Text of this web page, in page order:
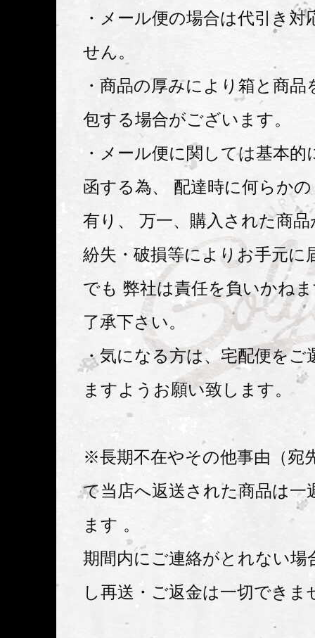
・メール便の場合は代引き対
せん。
・商品の厚みにより箱と商
包する場合がございます。
・メール便に関しては基本
函する為、 配達時に何らか
有り、 万一、購入された商
紛失・破損等によりお手元に
でも 弊社は責任を負いかね
了承下さい。
・気になる方は、宅配便をご
ますようお願い致します。
※長期不在やその他事由（宛
て当店へ返送された商品は一
ます 。
期間内にご連絡がとれない場
し再送・ご返金は一切できま